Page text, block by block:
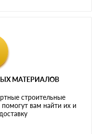
МАТЕРИАЛОВ
строительные
вам найти их и